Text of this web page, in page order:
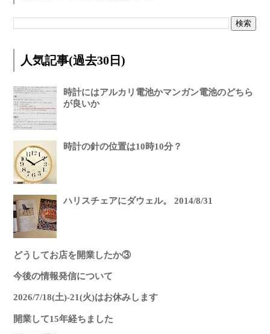
人気記事(過去30日)
時計にはアルカリ電池かマンガン電池のどちら
が良いか
時計の針の位置は10時10分？
ハリスチェアにダウェル。 2014/8/31
どうしてお店を開業したか③
今後の情報発信について
2026/7/18(土)-21(火)はお休みします
開業して15年経ちました